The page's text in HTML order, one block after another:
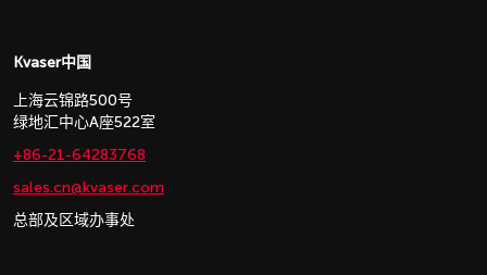
Kvaser中国
上海云锦路500号
绿地汇中心A座522室
+86-21-64283768
sales.cn@kvaser.com
总部及区域办事处